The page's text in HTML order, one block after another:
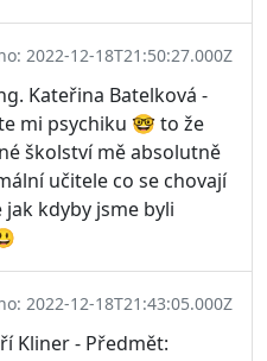
2022-12-18T21:50:27.000Z
Kateřina Batelková -
mi psychiku 🤓 to že
školství mě absolutně
učitele co se chovají
kdyby jsme byli
2022-12-18T21:43:05.000Z
Kliner - Předmět: